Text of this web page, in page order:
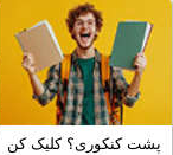
طالع بینی هندی
پشت کنکوری؟ کلیک کن